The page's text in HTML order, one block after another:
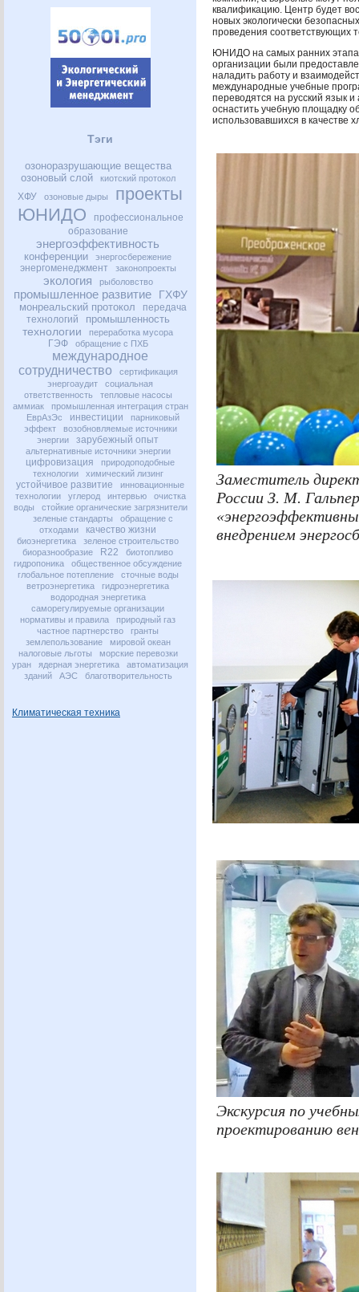
Тэги
озоноразрушающие вещества
озоновый слой
киотский протокол
ХФУ озоновые дыры
проекты
ЮНИДО
профессиональное
образование
энергоэффективность
конференции энергосбережение
энергоменеджмент законопроекты
экология рыболовство
промышленное развитие ГХФУ
монреальский протокол
передача
технологий
промышленность
технологии переработка мусора
ГЭФ обращение с ПХБ
международное
сотрудничество
сертификация
энергоаудит
социальная
ответственность
тепловые насосы
аммиак
промышленная интеграция стран
ЕврАзЭс
инвестиции
парниковый
эффект
возобновляемые источники
энергии
зарубежный опыт
альтернативные источники энергии
цифровизация
природоподобные
технологии
химический лизинг
устойчивое развитие
инновационные
технологии
углерод интервью
очистка
воды
стойкие органические загрязнители
зеленые стандарты
обращение с
отходами
качество жизни
биоэнергетика
зеленое строительство
биоразнообразие
R22
биотопливо
гидропоника
общественное обсуждение
глобальное потепление
сточные воды
ветроэнергетика
гидроэнергетика
водородная энергетика
саморегулируемые организации
нормативы и правила
природный газ
частное партнерство
гранты
землепользование
мировой океан
налоговые льготы
морские перевозки
уран
ядерная энергетика
автоматизация
зданий
АЭС благотворительность
Климатическая техника
квалификацию. Центр будет
новых экологически
проведения соответствующих
ЮНИДО на самых ранних
организации были
наладить работу и
международные учебные
переводятся на русский язык
оснастить учебную площадку
использовавшихся в качестве
Заместитель
России З. М.
внедрением
Экскурсия по
проектированию